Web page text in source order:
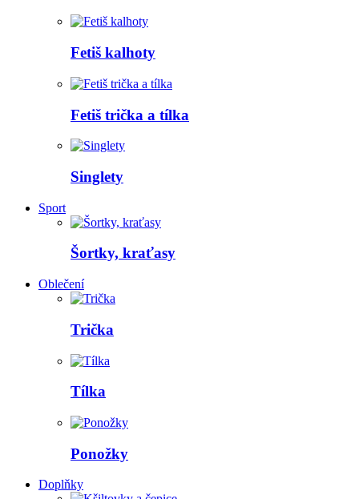
Fetiš kalhoty
Fetiš trička a tílka
Singlety
Sport
Šortky, kraťasy
Oblečení
Trička
Tílka
Ponožky
Doplňky